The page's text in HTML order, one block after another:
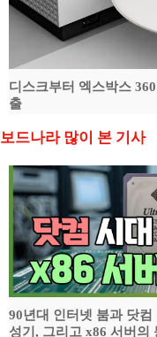
디스크부터 엑스박스
출
보드나라 많이 본 기사
90년대 인터넷 붐과 닷
성기, 그리고 x86 서버의